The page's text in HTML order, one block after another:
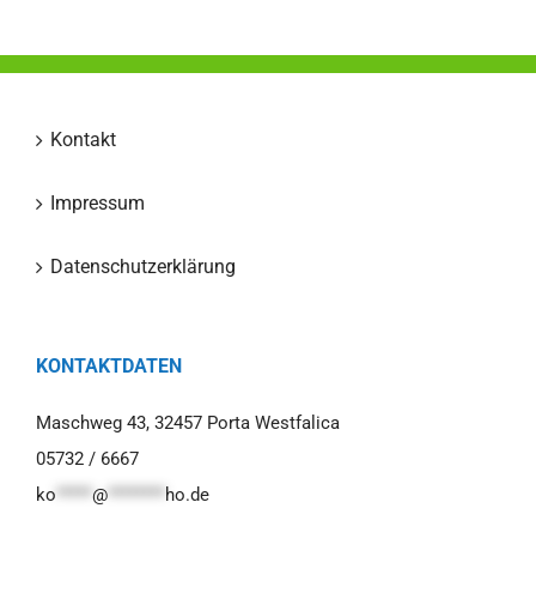
Kontakt
Impressum
Datenschutzerklärung
KONTAKTDATEN
Maschweg 43, 32457 Porta Westfalica
05732 / 6667
ko ***** @ ******** ho.de